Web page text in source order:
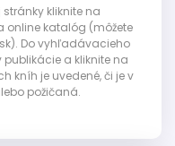
kliknite na
online katalóg (môžete
Do vyhľadávacieho
a kliknite na
kníh je uvedené, či je v
požičaná.